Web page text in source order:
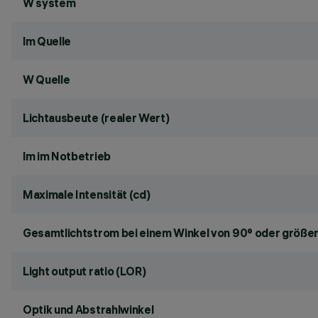
W system
lm Quelle
W Quelle
Lichtausbeute (realer Wert)
lm im Notbetrieb
Maximale Intensität (cd)
Gesamtlichtstrom bei einem Winkel von 90° oder
Light output ratio (LOR)
Optik und Abstrahlwinkel